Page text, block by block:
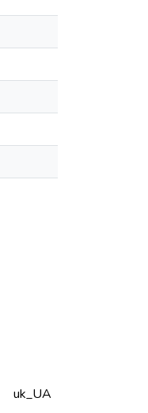
uk_UA